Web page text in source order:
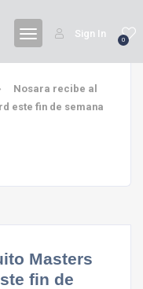
0
Sign In
Nosara recibe al
este fin de semana
Masters
fin de